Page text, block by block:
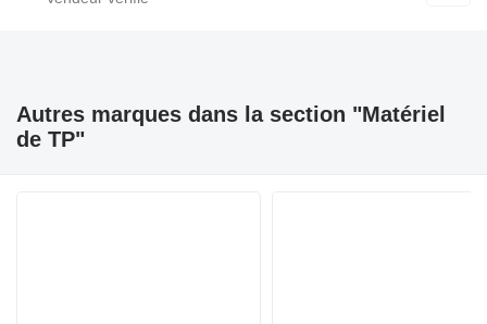
Autres marques dans la section "Matériel
de TP"